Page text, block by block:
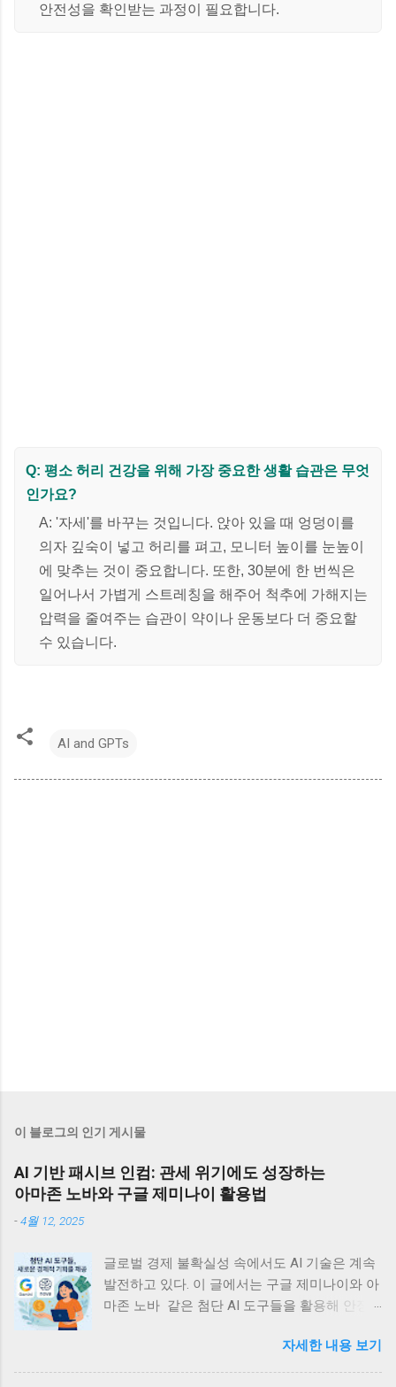
안전성을 확인받는 과정이 필요합니다.
Q: 평소 허리 건강을 위해 가장 중요한 생활 습관은 무엇
인가요?
A: '자세'를 바꾸는 것입니다. 앉아 있을 때 엉덩이를
의자 깊숙이 넣고 허리를 펴고, 모니터 높이를 눈높이
에 맞추는 것이 중요합니다. 또한, 30분에 한 번씩은
일어나서 가볍게 스트레칭을 해주어 척추에 가해지는
압력을 줄여주는 습관이 약이나 운동보다 더 중요할
수 있습니다.
AI and GPTs
이 블로그의 인기 게시물
AI 기반 패시브 인컴: 관세 위기에도 성장하는
아마존 노바와 구글 제미나이 활용법
-4월 12, 2025
글로벌 경제 불확실성 속에서도 AI 기술은 계속
발전하고 있다. 이 글에서는 구글 제미나이와 아
마존 노바 같은 첨단 AI 도구들을 활용해 안정
법들을 정리한다. 관세 위기에도 불구하고 빅테
크의 AI 투자는 계속되고 있는데, 이는 개인과
자세한 내용 보기